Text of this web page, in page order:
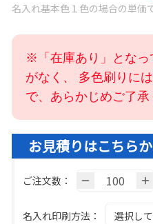
名入れ基本色１色の場合の単価で
※「在庫あり」となっ
がなく、 多色刷りに
で、あらかじめご了承
お見積りはこちら
ご注文数：
名入れ印刷方法：